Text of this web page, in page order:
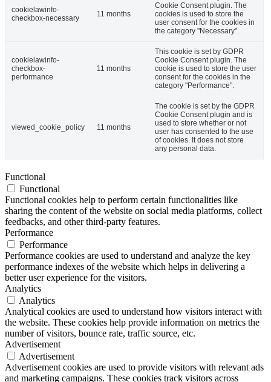
cookielawinfo-
checkbox-necessary
11 months
Cookie Consent plugin. The
cookies is used to store the
user consent for the cookies in
the category "Necessary".
cookielawinfo-
checkbox-
performance
11 months
This cookie is set by GDPR
Cookie Consent plugin. The
cookie is used to store the user
consent for the cookies in the
category "Performance".
viewed_cookie_policy 11 months
The cookie is set by the GDPR
Cookie Consent plugin and is
used to store whether or not
user has consented to the use
of cookies. It does not store
any personal data.
Functional
Functional
Functional cookies help to perform certain functionalities like
sharing the content of the website on social media platforms, collect
feedbacks, and other third-party features.
Performance
Performance
Performance cookies are used to understand and analyze the key
performance indexes of the website which helps in delivering a
better user experience for the visitors.
Analytics
Analytics
Analytical cookies are used to understand how visitors interact with
the website. These cookies help provide information on metrics the
number of visitors, bounce rate, traffic source, etc.
Advertisement
Advertisement
Advertisement cookies are used to provide visitors with relevant ads
and marketing campaigns. These cookies track visitors across